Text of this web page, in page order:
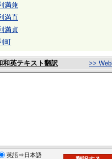
満兼
満直
満貞
町
和英テキスト翻訳 >>
英語⇒日本語